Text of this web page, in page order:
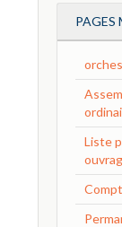
PAGES
Liste